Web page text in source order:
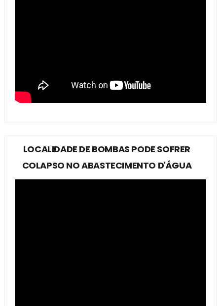
LOCALIDADE DE BOMBAS PODE SOFRER
COLAPSO NO ABASTECIMENTO D'ÁGUA